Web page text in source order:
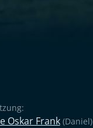
Oskar Frank(Daniel)